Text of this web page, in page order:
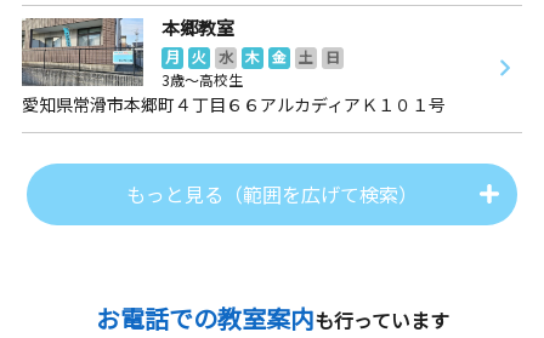
本郷教室
月 火 水 木 金 土
日
3歳～高校生
愛知県常滑市本郷町４丁目６６アルカディアＫ１０１号
もっと見る（範囲を広げて検索）
お電話での教室案内も行っています